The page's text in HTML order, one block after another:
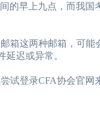
早上九点，而我国
这两种邮箱，可能
延迟或异常。
登录CFA协会官网